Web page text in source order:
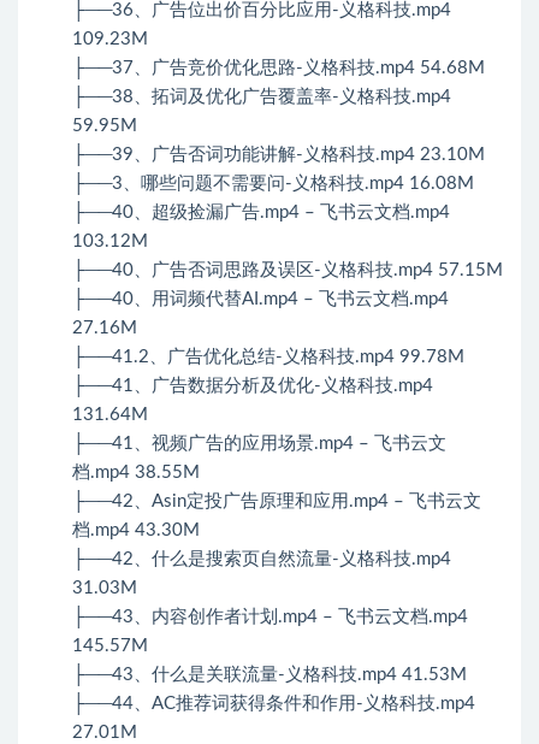
├──36、广告位出价百分比应用-义格科技.mp4
109.23M
├──37、广告竞价优化思路-义格科技.mp4 54.68M
├──38、拓词及优化广告覆盖率-义格科技.mp4
59.95M
├──39、广告否词功能讲解-义格科技.mp4 23.10M
├──3、哪些问题不需要问-义格科技.mp4 16.08M
├──40、超级捡漏广告.mp4 – 飞书云文档.mp4
103.12M
├──40、广告否词思路及误区-义格科技.mp4 57.15M
├──40、用词频代替AI.mp4 – 飞书云文档.mp4
27.16M
├──41.2、广告优化总结-义格科技.mp4 99.78M
├──41、广告数据分析及优化-义格科技.mp4
131.64M
├──41、视频广告的应用场景.mp4 – 飞书云文
档.mp4 38.55M
├──42、Asin定投广告原理和应用.mp4 – 飞书云文
档.mp4 43.30M
├──42、什么是搜索页自然流量-义格科技.mp4
31.03M
├──43、内容创作者计划.mp4 – 飞书云文档.mp4
145.57M
├──43、什么是关联流量-义格科技.mp4 41.53M
├──44、AC推荐词获得条件和作用-义格科技.mp4
27.01M